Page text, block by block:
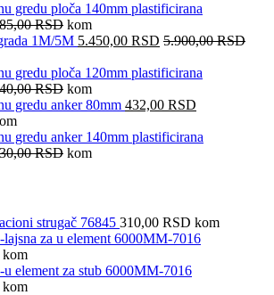
gredu ploča 140mm plastificirana
RSD kom
1M/5M 5.450,00 RSD 5.900,00RSD
gredu ploča 120mm plastificirana
RSD kom
gredu anker 80mm 432,00 RSD
gredu anker 140mm plastificirana
RSD kom
strugač 76845 310,00 RSD kom
za u element 6000MM-7016
kom
element za stub 6000MM-7016
kom